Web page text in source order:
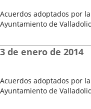
Acuerdos adoptados por
Ayuntamiento de
del
Pleno
Acuerdos adoptados por
Ayuntamiento de
3 de enero de 2014